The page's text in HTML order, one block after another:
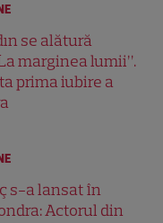
se alătură
marginea lumii”.
prima iubire a
s-a lansat în
Actorul din